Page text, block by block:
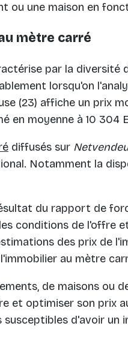
ou une maison en
mètre carré
par la diversité
lorsqu'on
(23) affiche un prix
en moyenne à 10 304
diffusés sur
Notamment la
du rapport de
conditions de l'offre
des prix de
au mètre
de maisons ou
et optimiser son prix
d'avoir un